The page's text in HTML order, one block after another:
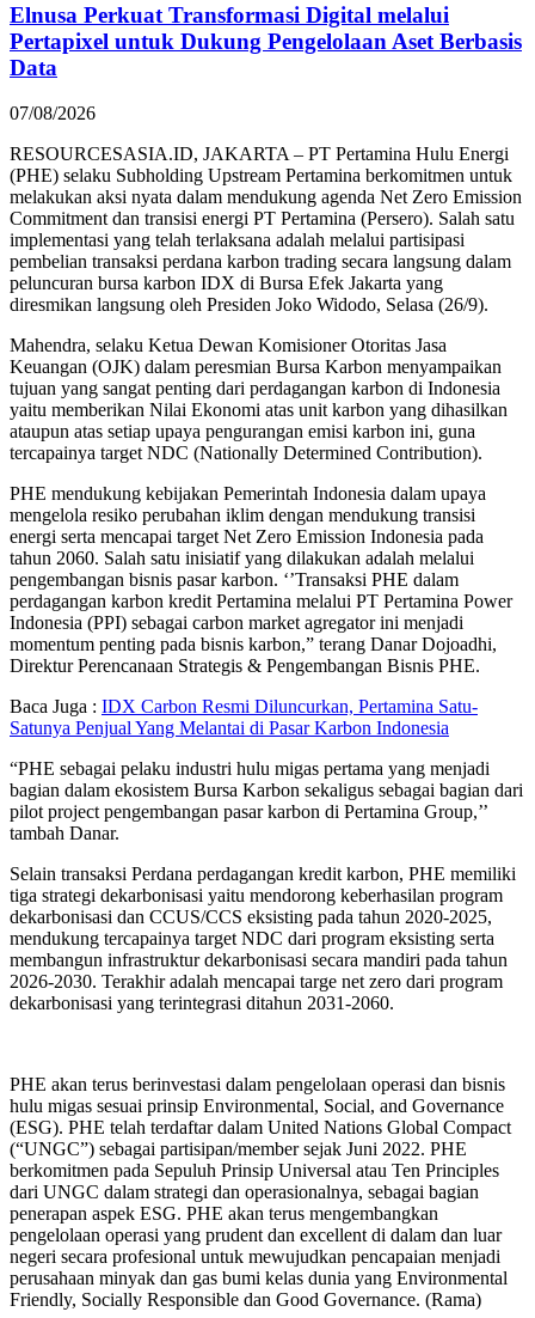
Elnusa Perkuat Transformasi Digital melalui
Pertapixel untuk Dukung Pengelolaan Aset Berbasis
Data
07/08/2026
RESOURCESASIA.ID, JAKARTA – PT Pertamina Hulu Energi
(PHE) selaku Subholding Upstream Pertamina berkomitmen untuk
melakukan aksi nyata dalam mendukung agenda Net Zero Emission
Commitment dan transisi energi PT Pertamina (Persero). Salah satu
implementasi yang telah terlaksana adalah melalui partisipasi
pembelian transaksi perdana karbon trading secara langsung dalam
peluncuran bursa karbon IDX di Bursa Efek Jakarta yang
diresmikan langsung oleh Presiden Joko Widodo, Selasa (26/9).
Mahendra, selaku Ketua Dewan Komisioner Otoritas Jasa
Keuangan (OJK) dalam peresmian Bursa Karbon menyampaikan
tujuan yang sangat penting dari perdagangan karbon di Indonesia
yaitu memberikan Nilai Ekonomi atas unit karbon yang dihasilkan
ataupun atas setiap upaya pengurangan emisi karbon ini, guna
tercapainya target NDC (Nationally Determined Contribution).
PHE mendukung kebijakan Pemerintah Indonesia dalam upaya
mengelola resiko perubahan iklim dengan mendukung transisi
energi serta mencapai target Net Zero Emission Indonesia pada
tahun 2060. Salah satu inisiatif yang dilakukan adalah melalui
pengembangan bisnis pasar karbon. ‘’Transaksi PHE dalam
perdagangan karbon kredit Pertamina melalui PT Pertamina Power
Indonesia (PPI) sebagai carbon market agregator ini menjadi
momentum penting pada bisnis karbon,” terang Danar Dojoadhi,
Direktur Perencanaan Strategis & Pengembangan Bisnis PHE.
Baca Juga : IDX Carbon Resmi Diluncurkan, Pertamina Satu-
Satunya Penjual Yang Melantai di Pasar Karbon Indonesia
“PHE sebagai pelaku industri hulu migas pertama yang menjadi
bagian dalam ekosistem Bursa Karbon sekaligus sebagai bagian dari
pilot project pengembangan pasar karbon di Pertamina Group,’’
tambah Danar.
Selain transaksi Perdana perdagangan kredit karbon, PHE memiliki
tiga strategi dekarbonisasi yaitu mendorong keberhasilan program
dekarbonisasi dan CCUS/CCS eksisting pada tahun 2020-2025,
mendukung tercapainya target NDC dari program eksisting serta
membangun infrastruktur dekarbonisasi secara mandiri pada tahun
2026-2030. Terakhir adalah mencapai targe net zero dari program
dekarbonisasi yang terintegrasi ditahun 2031-2060.
PHE akan terus berinvestasi dalam pengelolaan operasi dan bisnis
hulu migas sesuai prinsip Environmental, Social, and Governance
(ESG). PHE telah terdaftar dalam United Nations Global Compact
(“UNGC”) sebagai partisipan/member sejak Juni 2022. PHE
berkomitmen pada Sepuluh Prinsip Universal atau Ten Principles
dari UNGC dalam strategi dan operasionalnya, sebagai bagian
penerapan aspek ESG. PHE akan terus mengembangkan
pengelolaan operasi yang prudent dan excellent di dalam dan luar
negeri secara profesional untuk mewujudkan pencapaian menjadi
perusahaan minyak dan gas bumi kelas dunia yang Environmental
Friendly, Socially Responsible dan Good Governance. (Rama)